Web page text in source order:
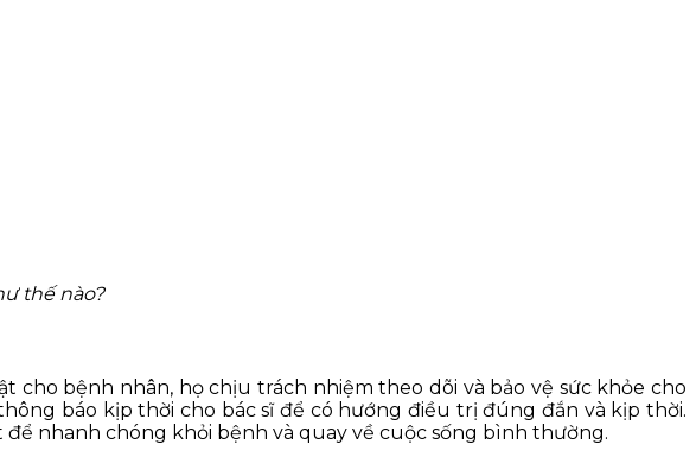
thế nào?
cho bệnh nhân, họ chịu trách nhiệm theo dõi và bảo vệ sức khỏe cho
báo kịp thời cho bác sĩ để có hướng điều trị đúng đắn và kịp thời.
nhanh chóng khỏi bệnh và quay về cuộc sống bình thường.